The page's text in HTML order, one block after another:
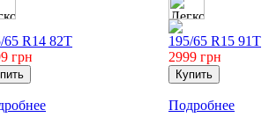
65 R14 82T
грн
195/65 R15 91T
2999 грн
Подробнее